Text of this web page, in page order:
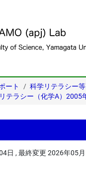
ート
科学リテラシー等
テラシー（化学A）2005
日 ,最終変更 2026年05